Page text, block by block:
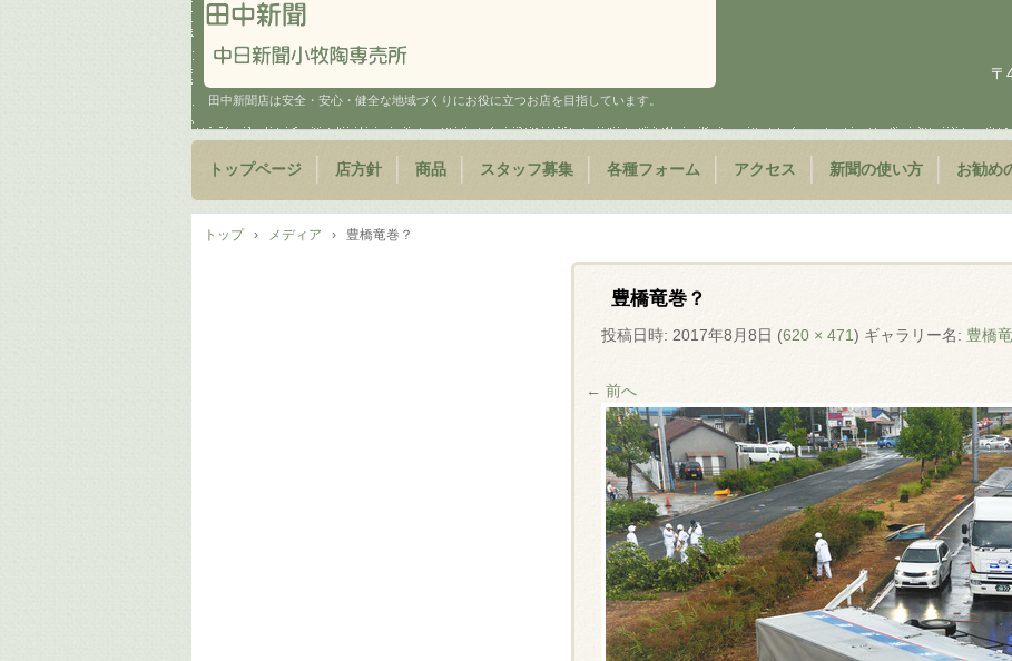
田中新聞店は安全・安心・健全な地域づくりにお役に立つお店を目指しています。
〒
トップページ 店方針 商品 スタッフ募集 各種フォーム アクセス 新聞の使い方 お勧め
トップ › メディア › 豊橋竜巻？
豊橋竜巻？
投稿日時: 2017年8月8日 (620 × 471) ギャラリー名: 豊橋
← 前へ